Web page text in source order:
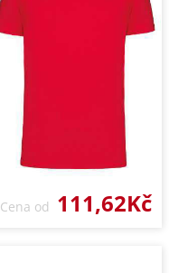
Cena od 111,62Kč